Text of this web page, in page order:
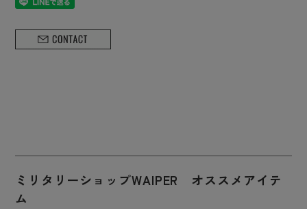
ミリタリーショップWAIPER オススメアイテ
ム